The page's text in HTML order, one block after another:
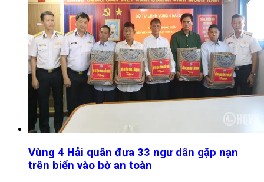
Vùng 4 Hải quân đưa 33 ngư dân gặp nạn
trên biển vào bờ an toàn